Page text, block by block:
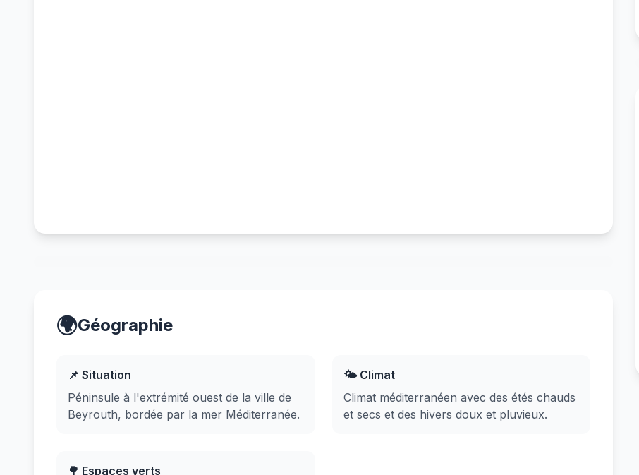
🌍Géographie
📌 Situation
Péninsule à l'extrémité ouest de la ville de
Beyrouth, bordée par la mer Méditerranée.
🌤️ Climat
Climat méditerranéen avec des étés chauds
et secs et des hivers doux et pluvieux.
🌳 Espaces verts